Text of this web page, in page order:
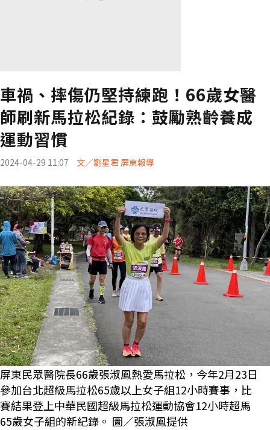
車禍、摔傷仍堅持練跑！66歲女醫
師刷新馬拉松紀錄：鼓勵熟齡養成
運動習慣
2024-04-29 11:07 文／劉星君 屏東報導
屏東民眾醫院長66歲張淑鳳熱愛馬拉松，今年2月23日
參加台北超級馬拉松65歲以上女子組12小時賽事，比
賽結果登上中華民國超級馬拉松運動協會12小時超馬
65歲女子組的新紀錄。 圖／張淑鳳提供